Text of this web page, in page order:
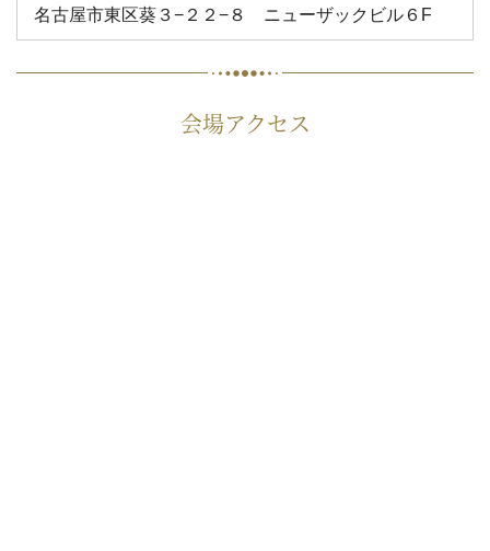
名古屋市東区葵３−２２−８ ニューザックビル６F
会場アクセス